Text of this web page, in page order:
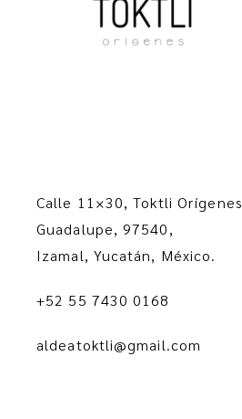
Calle 11×30, Toktli Orígenes
Guadalupe, 97540,
Izamal, Yucatán, México.
+52 55 7430 0168
aldeatoktli@gmail.com